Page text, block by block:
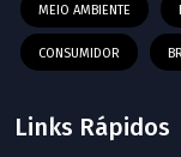
MEIO AMBIENTE
CONSUMIDOR
Links Rápidos